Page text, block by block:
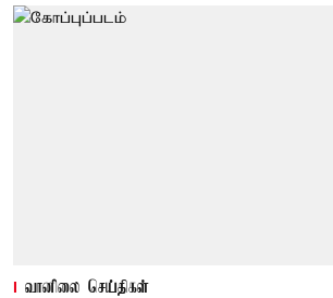
வானிலை செய்திகள்